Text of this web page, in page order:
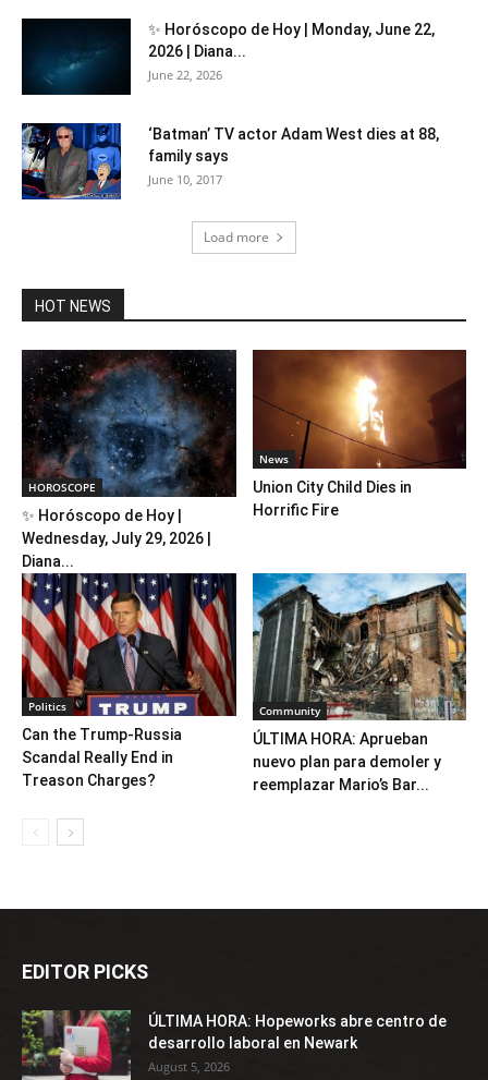
✨ Horóscopo de Hoy | Monday, June 22,
2026 | Diana...
June 22, 2026
‘Batman’ TV actor Adam West dies at 88,
family says
June 10, 2017
Load more
HOT NEWS
HOROSCOPE
✨ Horóscopo de Hoy |
Wednesday, July 29, 2026 |
Diana...
News
Union City Child Dies in
Horrific Fire
Politics
Can the Trump-Russia
Scandal Really End in
Treason Charges?
Community
ÚLTIMA HORA: Aprueban
nuevo plan para demoler y
reemplazar Mario’s Bar...
EDITOR PICKS
ÚLTIMA HORA: Hopeworks abre centro de
desarrollo laboral en Newark
August 5, 2026